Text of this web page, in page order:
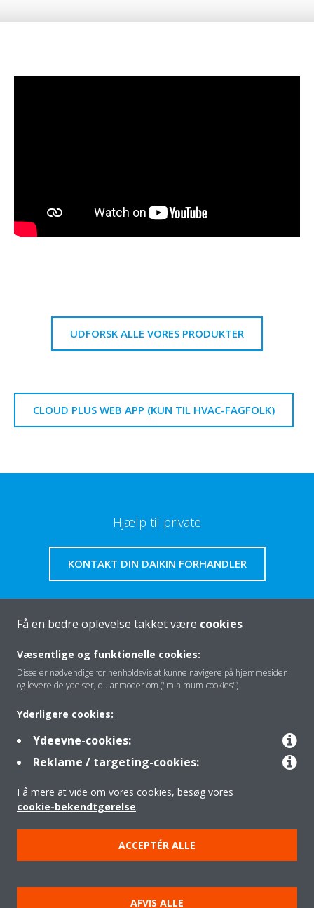
UDFORSK ALLE VORES PRODUKTER
CLOUD PLUS WEB APP (KUN TIL HVAC-FAGFOLK)
Hjælp til private
KONTAKT DIN DAIKIN FORHANDLER
Om os
Kontakt
Produkter
Copyright © Daikin
Juridisk meddelelse
Cookies
Databeskyttelsespolitik
Gruppeetik
Data Act
Få en bedre oplevelse takket være cookies
Væsentlige og funktionelle cookies:
Disse er nødvendige for henholdsvis at kunne navigere på hjemmesiden
og levere de ydelser, du anmoder om ("minimum-cookies").
Yderligere cookies:
Ydeevne-cookies:
Reklame / targeting-cookies:
Få mere at vide om vores cookies, besøg vores
cookie-bekendtgørelse.
ACCEPTÉR ALLE
AFVIS ALLE